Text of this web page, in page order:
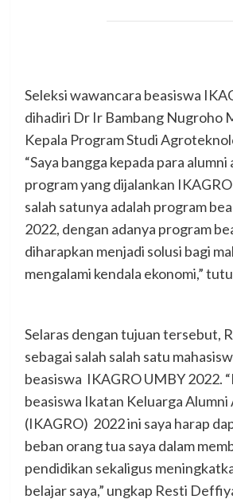
Seleksi wawancara beasiswa
dihadiri Dr Ir Bambang Nugroho
Kepala Program Studi
“Saya bangga kepada para
program yang dijalankan
salah satunya adalah program
2022, dengan adanya program
diharapkan menjadi solusi bagi
mengalami kendala ekonomi,”
Selaras dengan tujuan tersebut,
sebagai salah salah satu
beasiswa IKAGRO UMBY 2022.
beasiswa Ikatan Keluarga
(IKAGRO) 2022 ini saya harap
beban orang tua saya dalam
pendidikan sekaligus
belajar saya,” ungkap Resti